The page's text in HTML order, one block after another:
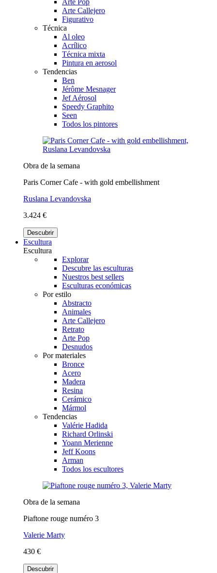
Arte Callejero
Figurativo
Técnica
Al oleo
Acrílico
Técnica mixta
Pintura en aerosol
Tendencias
Ben
Jérôme Mesnager
Jef Aérosol
Speedy Graphito
Seen
Todos los pintores
Obra de la semana
Paris Corner Cafe - with gold embellishment
Ruslana Levandovska
3.424 €
Descubrir
Escultura
Escultura
Explorar
Descubre las esculturas
Nuestros best sellers
Esculturas económicas
Por estilo
Abstracto
Animales
Arte Callejero
Retrato
Arte Pop
Desnudos
Por materiales
Bronce
Acero
Madera
Resina
Cerámico
Mármol
Tendencias
Valérie Hadida
Richard Orlinski
Yoann Merienne
Jeff Koons
Arman
Todos los escultores
Obra de la semana
Piaftone rouge numéro 3
Valerie Marty
430 €
Descubrir